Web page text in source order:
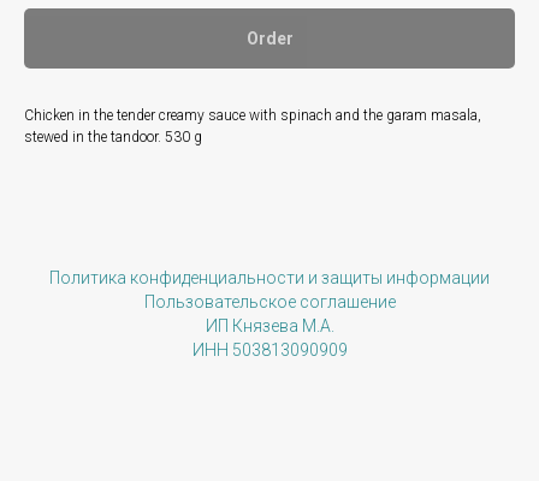
Order
Chicken in the tender creamy sauce with spinach and the garam masala,
stewed in the tandoor. 530 g
Политика конфиденциальности и защиты информации
Пользовательское соглашение
ИП Князева М.А.
ИНН 503813090909